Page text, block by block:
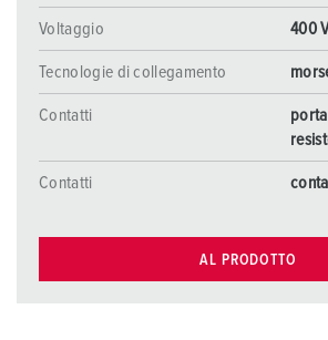
Voltaggio 400
Tecnologie di collegamento
Contatti
Contatti
AL PRODOTTO